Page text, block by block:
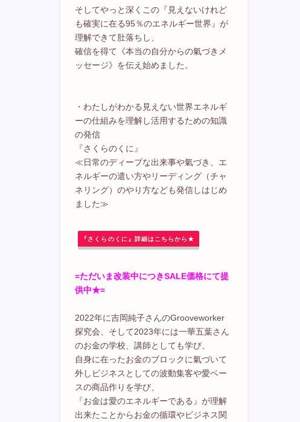
そしてやっと深くこの『見えないけれど
も確実に在る95％のエネルギー世界』が
理解できて肚落ちし、
確信を得て《本当の自分からの氣づきメ
ッセージ》を伝え始めました。
・わたしがわかる見えない世界エネルギ
ーの仕組みを理解し活用するための知識
の発信
『さくらのくに』
≪日常のディープな出来事や氣づき、エ
ネルギーの遣い方やリーディング（チャ
ネリング）のやり方なども発信しはじめ
ました≫
『さくらのくに』詳細はこちらから★
=ただいま改装中につきSALE価格にて提
供中★=
2022年に吉岡純子さんのGrooveworker
探究会、そして2023年には一華五葉さん
のお金の学校、講師としても学び、
自身に在ったお金のブロックに氣づいて
外しビジネスとしての波動集客や愛ベー
スの商品作りを学び、
『お金は愛のエネルギーである』が理解
出来たことからお金の循環やビジネス関